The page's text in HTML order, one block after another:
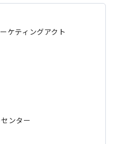
ケティングアクト
ンター